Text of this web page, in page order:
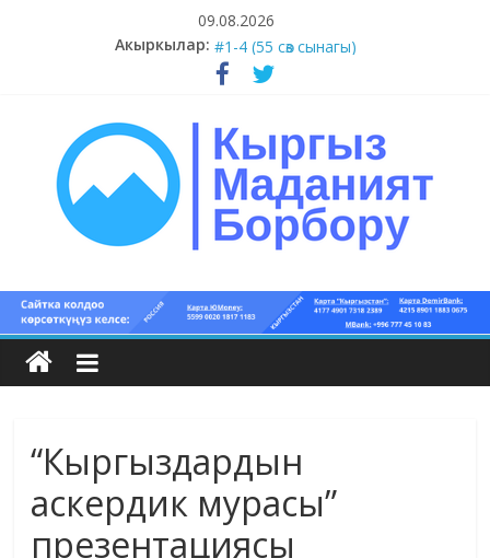
09.08.2026
Акыркылар: #5-8 (55 сөз сынагы)
#1-4 (55 сөз сынагы)
#13-14 (55 сөз сынагы)
#9-10 (55 сөз сынагы)
Кыргыз
маданият
Кыргыз
маданияты
жана
адабияты
“Кыргыздардын
аскердик мурасы”
презентациясы